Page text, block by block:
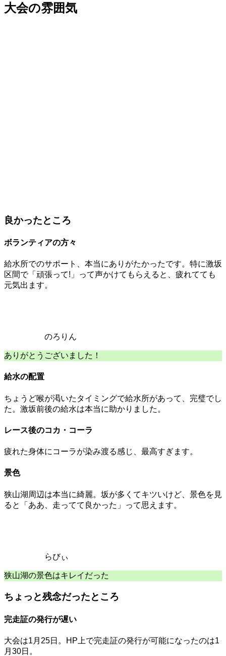
大会の雰囲気
良かったところ
ボランティアの方々
給水所でのサポート、本当にありがたかったです。特に激坂
区間で「頑張って!」って声かけてもらえると、疲れてても
元気出ます。
のろりん
ありがとうございました！
給水の配置
ちょうど喉が渇いたタイミングで給水所があって、完璧でし
た。激坂前後の給水は本当に助かりました。
レース後のコカ・コーラ
疲れた身体にコーラが染み渡る感じ、最高すぎます。
景色
狭山湖周辺は本当に綺麗。坂が多くてキツいけど、景色を見
ると「ああ、走ってて良かった」って思えます。
らびぃ
狭山湖の景色はキレイだった
ちょっと残念だったところ
完走証の発行が遅い
大会は1月25日。HP上で完走証の発行が可能になったのは1
月30日。